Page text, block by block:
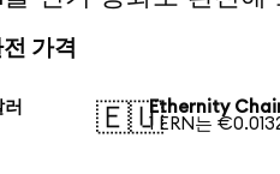
가격
🇪🇺Ethernity
1 ERN는